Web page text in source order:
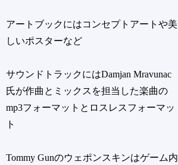
アートブックにはコンセプトアートや美
しいポスターなど
サウンドトラックにはDamjan Mravunac
氏が作曲とミックスを担当した楽曲の
mp3フォーマットとロスレスフォーマッ
ト
Tommy Gunのウェポンスキンはゲーム内